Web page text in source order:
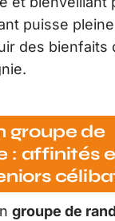
puisse
des bienfaits
groupe de
: affinités
groupe de